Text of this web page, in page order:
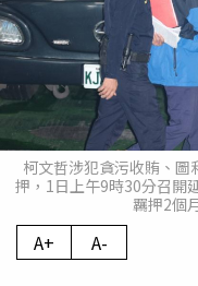
柯文哲涉犯貪污收賄、
押，1日上午9時30分召開
羈押2個
A+ A-